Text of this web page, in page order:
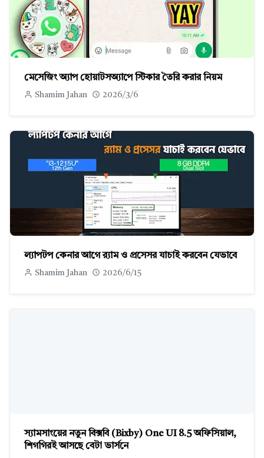
মেসেজিং অ্যাপ হোয়াটসঅ্যাপে স্টিকার তৈরি করার নিয়ম
Shamim Jahan 2026/3/6
ল্যাপটপ কেনার আগে র‍্যাম ও প্রসেসর যাচাই করবেন যেভাবে
Shamim Jahan 2026/6/15
স্যামসাংয়ের নতুন বিক্সবি (Bixby) One UI 8.5 অফিসিয়াল,
শিগগিরই আসছে বেটা ভার্সনে